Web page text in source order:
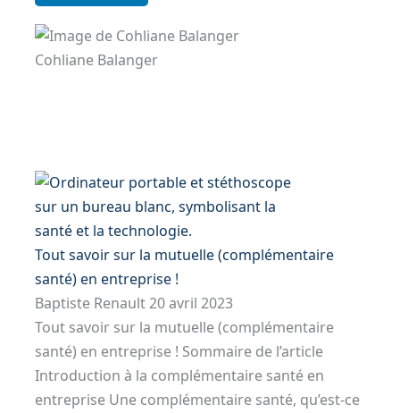
Cohliane Balanger
Tout savoir sur la mutuelle (complémentaire
santé) en entreprise !
Baptiste Renault20 avril 2023
Tout savoir sur la mutuelle (complémentaire
santé) en entreprise ! Sommaire de l’article
Introduction à la complémentaire santé en
entreprise Une complémentaire santé, qu’est-ce
P
a
g
e
P
a
g
e
P
a
g
e
P
a
g
e